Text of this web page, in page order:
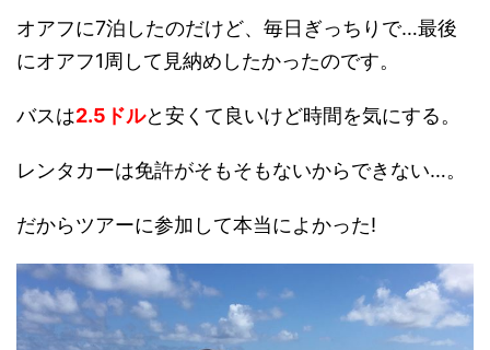
オアフに7泊したのだけど、毎日ぎっちりで…最後
にオアフ1周して見納めしたかったのです。
バスは2.5ドルと安くて良いけど時間を気にする。
レンタカーは免許がそもそもないからできない…。
だからツアーに参加して本当によかった!